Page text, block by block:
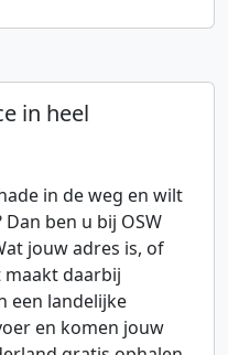
in heel
in de weg en wilt
ben u bij OSW
jouw adres is, of
maakt daarbij
een landelijke
en komen jouw